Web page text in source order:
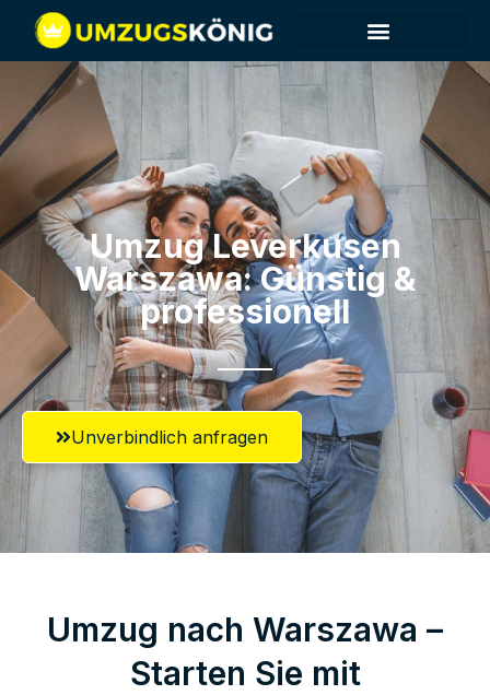
Umzug Leverkusen​
Warszawa: Günstig &
professionell​
Unverbindlich anfragen
Umzug nach Warszawa –
Starten Sie mit